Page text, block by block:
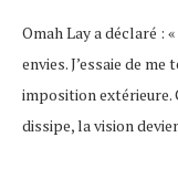
Omah Lay a déclaré :
envies. J’essaie de
imposition extérieure.
dissipe, la vision